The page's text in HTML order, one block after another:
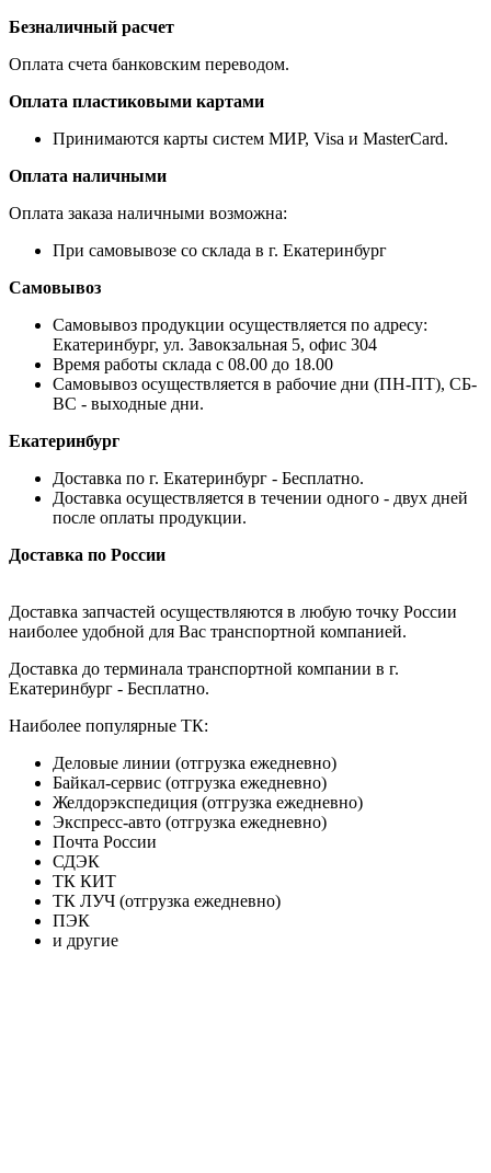
Безналичный расчет
Оплата счета банковским переводом.
Оплата пластиковыми картами
Принимаются карты систем МИР, Visa и MasterCard.
Оплата наличными
Оплата заказа наличными возможна:
При самовывозе со склада в г. Екатеринбург
Самовывоз
Самовывоз продукции осуществляется по адресу:
Екатеринбург, ул. Завокзальная 5, офис 304
Время работы склада с 08.00 до 18.00
Самовывоз осуществляется в рабочие дни (ПН-ПТ), СБ-
ВС - выходные дни.
Екатеринбург
Доставка по г. Екатеринбург - Бесплатно.
Доставка осуществляется в течении одного - двух дней
после оплаты продукции.
Доставка по России
Доставка запчастей осуществляются в любую точку России
наиболее удобной для Вас транспортной компанией.
Доставка до терминала транспортной компании в г.
Екатеринбург - Бесплатно.
Наиболее популярные ТК:
Деловые линии (отгрузка ежедневно)
Байкал-сервис (отгрузка ежедневно)
Желдорэкспедиция (отгрузка ежедневно)
Экспресс-авто (отгрузка ежедневно)
Почта России
СДЭК
ТК КИТ
ТК ЛУЧ (отгрузка ежедневно)
ПЭК
и другие